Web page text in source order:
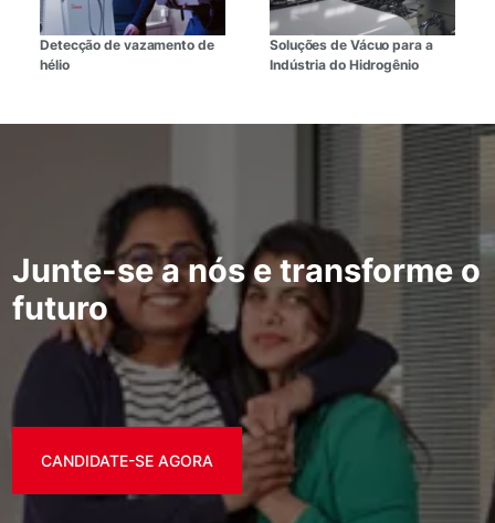
Detecção de vazamento de
hélio
Soluções de Vácuo para a
Indústria do Hidrogênio
Junte-se a nós e transforme o
futuro
CANDIDATE-SE AGORA